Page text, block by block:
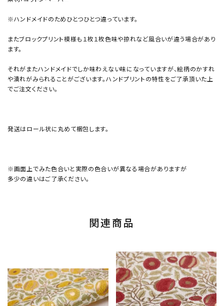
※ハンドメイドのためひとつひとつ違っています。
またブロックプリント模様も１枚１枚色味や掠れなど風合いが違う場合があり
ます。
それがまたハンドメイドでしか味わえない味になっていますが、絵柄のかすれ
や潰れがみられることがございます。ハンドプリントの特性をご了承頂いた上
でご注文ください。
発送はロール状に丸めて梱包します。
※画面上でみた色合いと実際の色合いが異なる場合がありますが
多少の違いはご了承ください。
関連商品